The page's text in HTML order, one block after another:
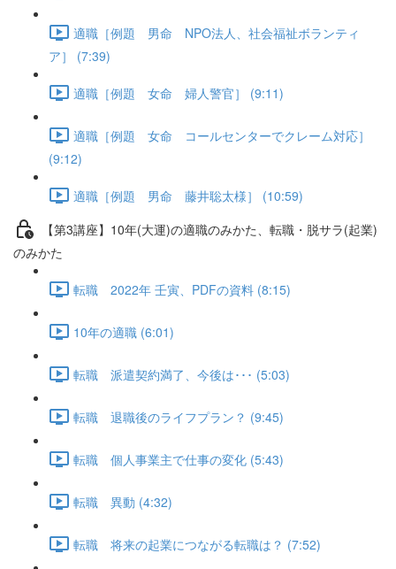
適職［例題 男命 NPO法人、社会福祉ボランティ
ア］ (7:39)
適職［例題 女命 婦人警官］ (9:11)
適職［例題 女命 コールセンターでクレーム対応］
(9:12)
適職［例題 男命 藤井聡太様］ (10:59)
【第3講座】10年(大運)の適職のみかた、転職・脱サラ(起業)
のみかた
転職 2022年 壬寅、PDFの資料 (8:15)
10年の適職 (6:01)
転職 派遣契約満了、今後は･･･ (5:03)
転職 退職後のライフプラン？ (9:45)
転職 個人事業主で仕事の変化 (5:43)
転職 異動 (4:32)
転職 将来の起業につながる転職は？ (7:52)